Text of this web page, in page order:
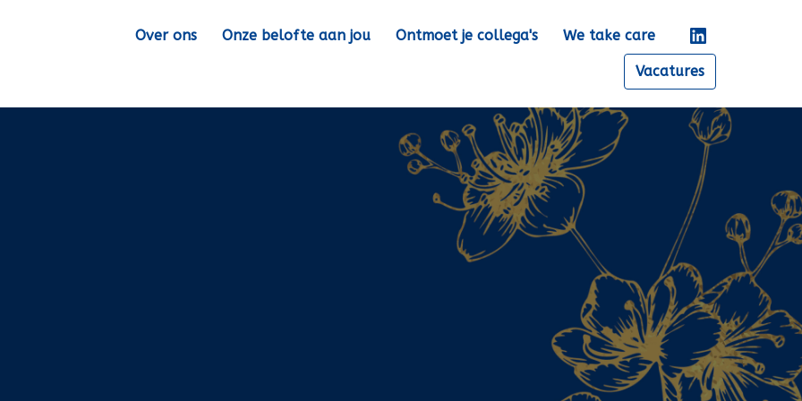
Over ons Onze belofte aan jou Ontmoet je collega's We take care
Vacatures